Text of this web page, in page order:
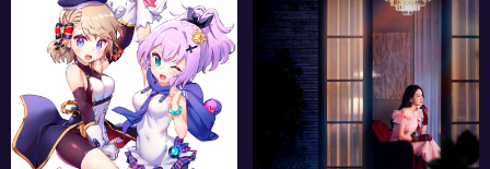
7173
19 8
3030
22 14